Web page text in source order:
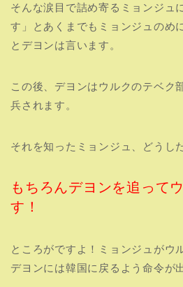
そんな涙目で詰め寄るミョンジュ
す」とあくまでもミョンジュのめ
とデヨンは言います。
この後、デヨンはウルクのテベク
兵されます。
それを知ったミョンジュ、どうし
もちろんデヨンを追って
す！
ところがですよ！ミョンジュがウ
デヨンには韓国に戻るよう命令が